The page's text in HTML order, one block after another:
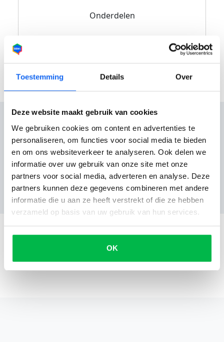
Toestemming Details Over
Deze website maakt gebruik van cookies
We gebruiken cookies om content en advertenties te
personaliseren, om functies voor social media te bieden
en om ons websiteverkeer te analyseren. Ook delen we
informatie over uw gebruik van onze site met onze
partners voor social media, adverteren en analyse. Deze
partners kunnen deze gegevens combineren met andere
informatie die u aan ze heeft verstrekt of die ze hebben
verzameld op basis van uw gebruik van hun services.
OK
Onderdelen
Reviews
Nog geen reviews